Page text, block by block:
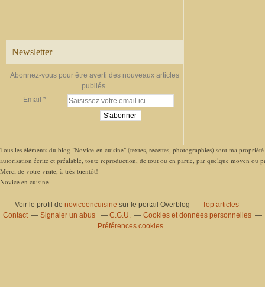
Newsletter
Abonnez-vous pour être averti des nouveaux articles
publiés.
Email
Tous les éléments du blog "Novice en cuisine" (textes, recettes, photographies) sont ma
autorisation écrite et préalable, toute reproduction, de tout ou en partie, par quelque moyen ou
Merci de votre visite, à très bientôt!
Novice en cuisine
Voir le profil denoviceencuisine sur le portail Overblog
Top articles
Contact
Signaler un abus C.G.U.
Cookies et données personnelles
Préférences cookies